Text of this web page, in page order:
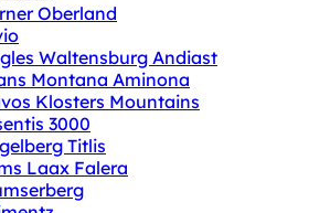
Oberland
Waltensburg Andiast
Montana Aminona
Klosters Mountains
3000
Titlis
Laax Falera